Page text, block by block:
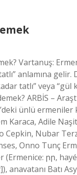
Vartanuş:
anlamına gelir.
tatlı” veya “gül
ARBİS –
ünlü ermeniler
Karaca, Adile
Cepkin, Nubar
Onno Tunç
(Ermenice: րր,
anavatanı Batı